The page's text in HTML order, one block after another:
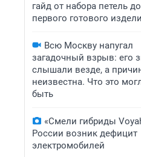
гайд от набора петель до
первого готового
Всю Москву напугал
загадочный взрыв: его
слышали везде, а
неизвестна. Что это
быть
«Смели гибриды
России возник дефицит
электромобилей